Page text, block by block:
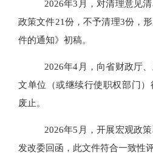
2026年3月，对清理意见
政策文件21份，不予清理3份，
件的通知》初稿。
2026年4月，向省财政厅
文单位（或继续行使职权部门
废止。
2026年5月，开展宏观政
发改委回函，此文件符合一致性